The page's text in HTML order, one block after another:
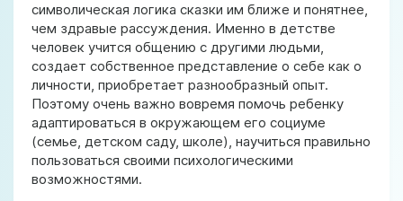
символическая логика сказки им ближе и понятнее,
чем здравые рассуждения. Именно в детстве
человек учится общению с другими людьми,
создает собственное представление о себе как о
личности, приобретает разнообразный опыт.
Поэтому очень важно вовремя помочь ребенку
адаптироваться в окружающем его социуме
(семье, детском саду, школе), научиться правильно
пользоваться своими психологическими
возможностями.